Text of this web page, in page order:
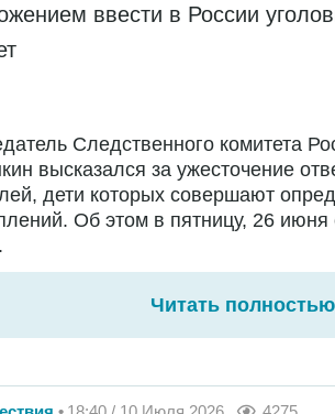
ввести в России
Следственного комитета
высказался за ужесточение
дети которых совершают
Об этом в пятницу, 26
Читать полностью